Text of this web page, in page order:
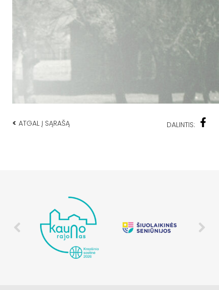
< ATGAL Į SĄRAŠĄ DALINTIS: